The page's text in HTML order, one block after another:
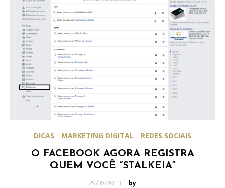
DICAS MARKETING DIGITAL REDES SOCIAIS
O FACEBOOK AGORA REGISTRA
QUEM VOCÊ “STALKEIA”
Posted
29/08/2013 by